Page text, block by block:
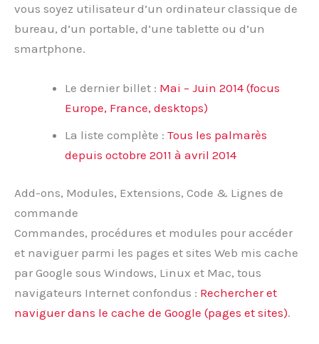
vous soyez utilisateur d’un ordinateur classique de
bureau, d’un portable, d’une tablette ou d’un
smartphone.
Le dernier billet : Mai – Juin 2014 (focus
Europe, France, desktops)
La liste complète : Tous les palmarès
depuis octobre 2011 à avril 2014
Add-ons, Modules, Extensions, Code & Lignes de
commande
Commandes, procédures et modules pour accéder
et naviguer parmi les pages et sites Web mis cache
par Google sous Windows, Linux et Mac, tous
navigateurs Internet confondus : Rechercher et
naviguer dans le cache de Google (pages et sites).